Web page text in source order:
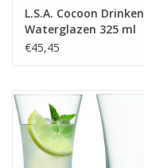
L.S.A. Cocoon Drinken
Waterglazen 325 ml
Set van 4 Stuks
€45,45